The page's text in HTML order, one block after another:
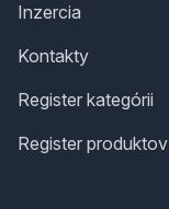
Inzercia
Kontakty
Register kategórii
Register produktov